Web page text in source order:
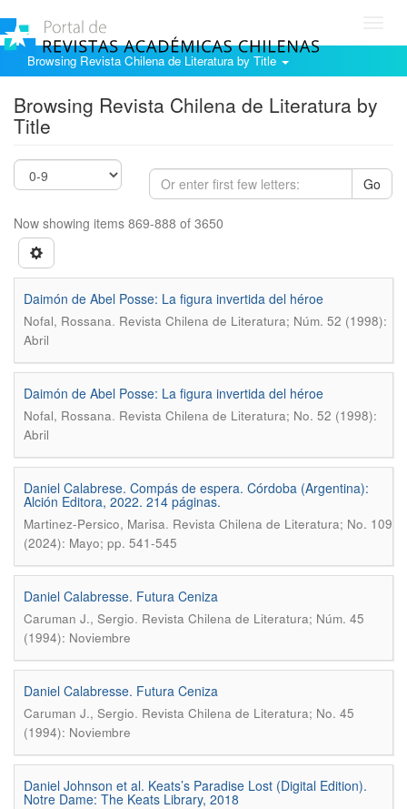
Browsing Revista Chilena de Literatura by Title
Browsing Revista Chilena de Literatura by
Title
Go
Now showing items 869-888 of 3650
Daimón de Abel Posse: La figura invertida del héroe
Nofal, Rossana. Revista Chilena de Literatura; Núm. 52 (1998):
Abril
Daimón de Abel Posse: La figura invertida del héroe
Nofal, Rossana. Revista Chilena de Literatura; No. 52 (1998):
Abril
Daniel Calabrese. Compás de espera. Córdoba (Argentina):
Alción Editora, 2022. 214 páginas.
Martinez-Persico, Marisa. Revista Chilena de Literatura; No. 109
(2024): Mayo; pp. 541-545
Daniel Calabresse. Futura Ceniza
Caruman J., Sergio. Revista Chilena de Literatura; Núm. 45
(1994): Noviembre
Daniel Calabresse. Futura Ceniza
Caruman J., Sergio. Revista Chilena de Literatura; No. 45
(1994): Noviembre
Daniel Johnson et al. Keats’s Paradise Lost (Digital Edition).
Notre Dame: The Keats Library, 2018